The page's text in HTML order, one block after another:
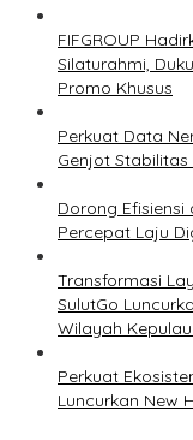
FIFGROUP
Silaturahmi,
Promo Khusus
Perkuat Data
Genjot
Dorong
Percepat Laju
Transformasi
SulutGo
Wilayah
Perkuat
Luncurkan New